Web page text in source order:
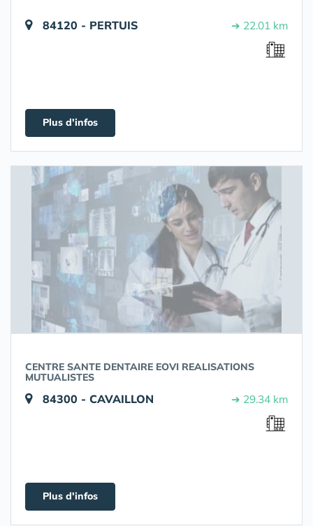
84120 - PERTUIS ➔ 22.01 km
Plus d'infos
CENTRE SANTE DENTAIRE EOVI REALISATIONS
MUTUALISTES
84300 - CAVAILLON ➔ 29.34 km
Plus d'infos